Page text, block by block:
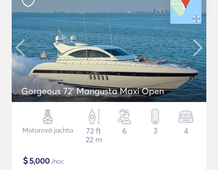
Gorgeous 72' Mangusta Maxi Open
Motorová jachta
72 ft
22 m
6 3 4
$5,000 /noc